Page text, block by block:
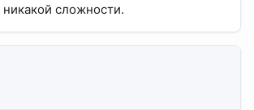
никакой сложности.